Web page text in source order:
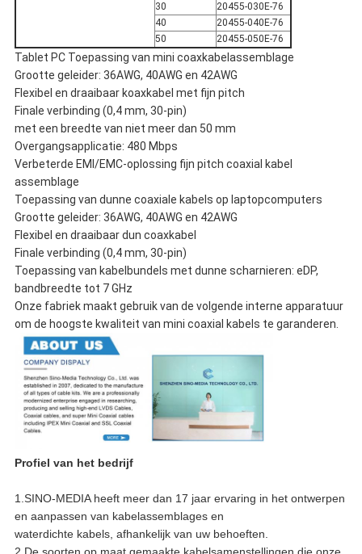
30
20455-030E-76
40
20455-040E-76
50
20455-050E-76
Tablet PC Toepassing van mini coaxkabelassemblage
Grootte geleider: 36AWG, 40AWG en 42AWG
Flexibel en draaibaar koaxkabel met fijn pitch
Finale verbinding (0,4 mm, 30-pin)
met een breedte van niet meer dan 50 mm
Overgangsapplicatie: 480 Mbps
Verbeterde EMI/EMC-oplossing fijn pitch coaxial kabel
assemblage
Toepassing van dunne coaxiale kabels op laptopcomputers
Grootte geleider: 36AWG, 40AWG en 42AWG
Flexibel en draaibaar dun coaxkabel
Finale verbinding (0,4 mm, 30-pin)
Toepassing van kabelbundels met dunne scharnieren: eDP,
bandbreedte tot 7 GHz
Onze fabriek maakt gebruik van de volgende interne apparatuur
om de hoogste kwaliteit van mini coaxial kabels te garanderen.
Profiel van het bedrijf
1.SINO-MEDIA heeft meer dan 17 jaar ervaring in het ontwerpen
en aanpassen van kabelassemblages en
waterdichte kabels, afhankelijk van uw behoeften.